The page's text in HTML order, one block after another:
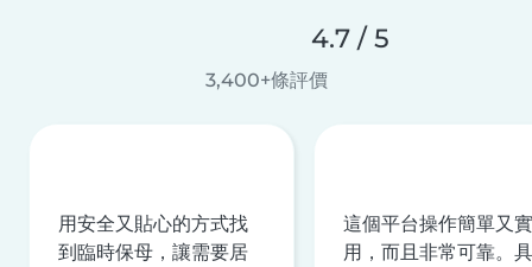
4.7 / 5
3,400+條評價
用安全又貼心的方式找
到臨時保母，讓需要居
這個平台操作簡單又實
用，而且非常可靠。具